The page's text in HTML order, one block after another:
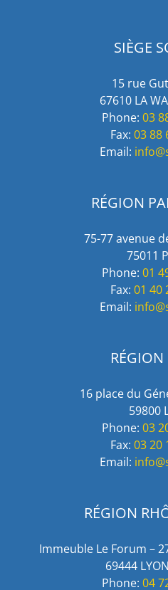
SIÈGE
15 rue
67610 LA
Phone: 03
Fax: 03 88
Email:
RÉGION
75-77 avenue
75011
Phone: 01
Fax: 01 40
Email:
16 place du
59800
Phone: 03
Fax: 03 20
Email:
RÉGION
Immeuble Le Forum –
69444
Phone: 04